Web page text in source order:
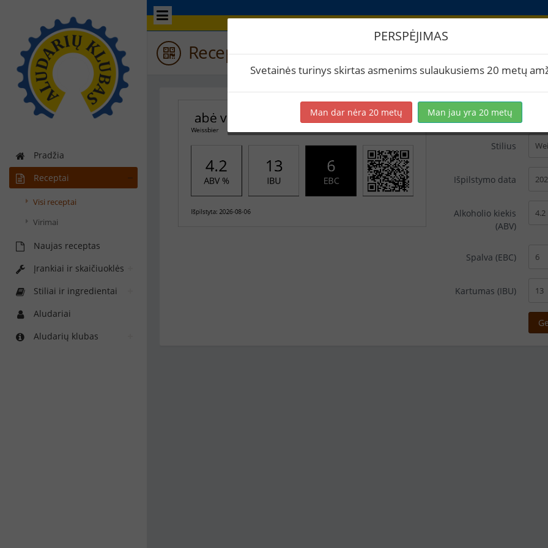
Pradžia
Receptai
Visi receptai
Virimai
Naujas receptas
Įrankiai ir skaičiuoklės
Stiliai ir ingredientai
Aludariai
Aludarių klubas
Recepto etikečių spausdinimas
Pavadinimas
Stilius
Išpilstymo data
Alkoholio kiekis
(ABV)
Spalva (EBC)
Kartumas (IBU)
PERSPĖJIMAS
Svetainės turinys skirtas asmenims sulaukusiems 20 metų
Man dar nėra 20 metų Man jau yra 20 metų